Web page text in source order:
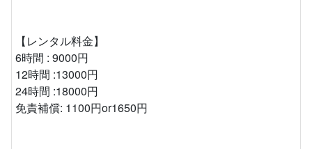
【レンタル料金】
6時間 : 9000円
12時間 :13000円
24時間 :18000円
免責補償: 1100円or1650円